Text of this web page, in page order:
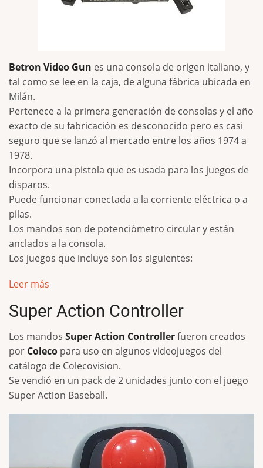
Betron Video Gun es una consola de origen italiano, y
tal como se lee en la caja, de alguna fábrica ubicada en
Milán.
Pertenece a la primera generación de consolas y el año
exacto de su fabricación es desconocido pero es casi
seguro que se lanzó al mercado entre los años 1974 a
1978.
Incorpora una pistola que es usada para los juegos de
disparos.
Puede funcionar conectada a la corriente eléctrica o a
pilas.
Los mandos son de potenciómetro circular y están
anclados a la consola.
Los juegos que incluye son los siguientes:
Leer más
Super Action Controller
Los mandos Super Action Controllerfueron creados
por Coleco para uso en algunos videojuegos del
catálogo de Colecovision.
Se vendió en un pack de 2 unidades junto con el juego
Super Action Baseball.